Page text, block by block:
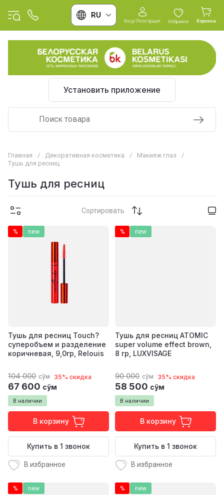
RU
Вход/Регистрация Избранное Корзина
Установить приложение
Главная / Декоративная косметика / Макияж глаз
/
Тушь для ресниц
Тушь для ресниц
Сортировать
% new
Тушь для ресниц Touch?
суперобъем и разделение
коричневая, 9,0гр, Relouis
В наличии
104 000 сўм 35% скидка
67 600 сўм
В корзину
Купить в 1 звонок
В избранное
% new
Тушь для ресниц ATOMIC
super volume effect brown,
8 гр, LUXVISAGE
В наличии
90 000 сўм 35% скидка
58 500 сўм
В корзину
Купить в 1 звонок
В избранное
% new % new